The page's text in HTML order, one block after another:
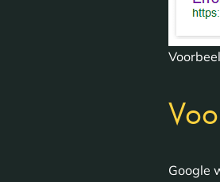
Google